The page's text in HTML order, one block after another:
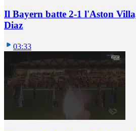
Il Bayern batte 2-1 l'Aston
Diaz
03:33